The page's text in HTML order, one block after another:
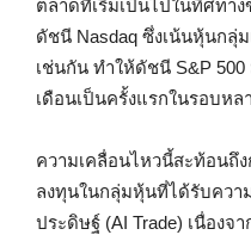
ตลาดที่เริ่มเป็นไปในทิศทา
ดัชนี Nasdaq ซึ่งเน้นหุ้นกลุ่
เช่นกัน ทำให้ดัชนี S&P
เดือนเป็นครั้งแรกในรอบหล
ความเคลื่อนไหวนี้สะท้อนถึ
ลงทุนในกลุ่มหุ้นที่ได้รับคว
ประดิษฐ์ (AI Trade) เนื่องจ